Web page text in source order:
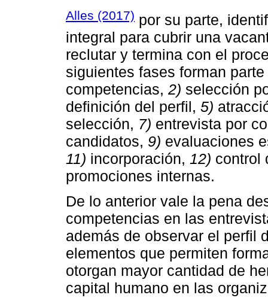
Alles (2017) por su parte,
integral para cubrir una
reclutar y termina con el
siguientes fases forman
competencias, 2) selección
definición del perfil, 5)
selección, 7) entrevista por
candidatos, 9) evaluaciones
11) incorporación, 12) control
promociones internas.
De lo anterior vale la pena
competencias en las
además de observar el perfil
elementos que permiten
otorgan mayor cantidad de
capital humano en las